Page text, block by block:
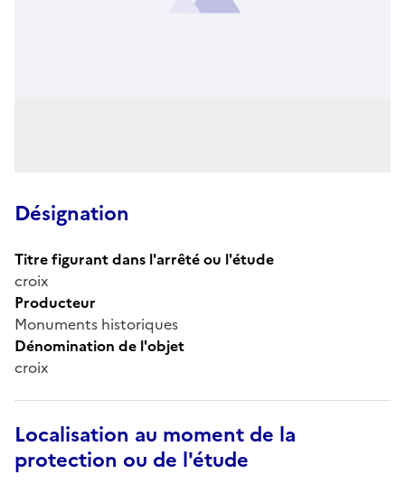
Désignation
Titre figurant dans l'arrêté ou l'étude
croix
Producteur
Monuments historiques
Dénomination de l'objet
croix
Localisation au moment de la
protection ou de l'étude